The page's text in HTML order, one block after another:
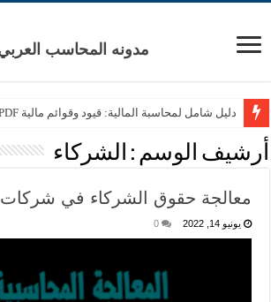
مدونه المحاسب
دليل شامل لمحاسبة المالية: قيود وقوائم مالية PDF مجانية
أرشيف الوسم : الشركاء
معالجة حقوق الشركاء في
يونيو 14, 2022 0